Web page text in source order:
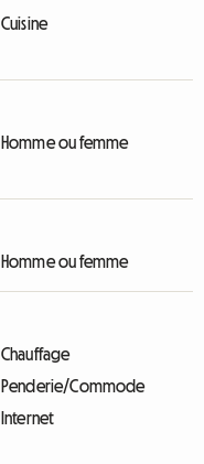
Cuisine
Homme ou femme
Homme ou femme
Chauffage
Penderie/Commode
Internet